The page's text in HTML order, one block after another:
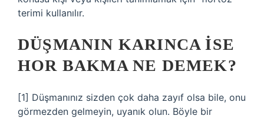
terimi kullanılır.
DÜŞMANIN KARINCA ISE
HOR BAKMA NE DEMEK?
[1] Düşmanınız sizden çok daha zayıf olsa bile, onu
görmezden gelmeyin, uyanık olun. Böyle bir